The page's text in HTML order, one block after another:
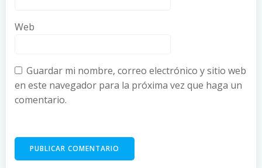
Web
Guardar mi nombre, correo electrónico y sitio web
en este navegador para la próxima vez que haga un
comentario.